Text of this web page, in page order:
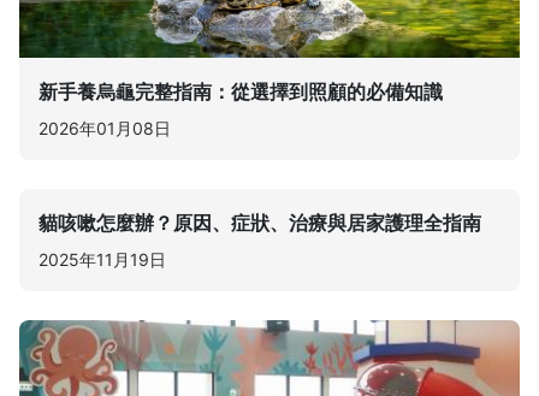
新手養烏龜完整指南：從選擇到照顧的必備知識
2026年01月08日
貓咳嗽怎麼辦？原因、症狀、治療與居家護理全指南
2025年11月19日